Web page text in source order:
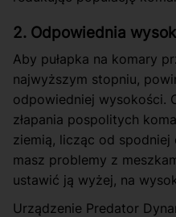
2. Odpowiednia
Aby pułapka na komary
najwyższym stopniu,
odpowiedniej wysokości.
złapania pospolitych
ziemią, licząc od spodniej
masz problemy z
ustawić ją wyżej, na
Urządzenie Predator